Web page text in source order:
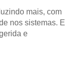
mais, com
nos sistemas. E
e